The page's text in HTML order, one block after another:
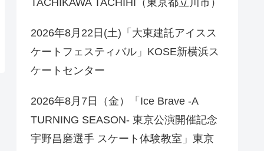
TACHIKAWA TACHIHI（東京都立川市）
2026年8月22日(土)「大東建託アイスス
ケートフェスティバル」KOSE新横浜ス
ケートセンター
2026年8月7日（金）「Ice Brave -A
TURNING SEASON- 東京公演開催記念
宇野昌磨選手 スケート体験教室」東京